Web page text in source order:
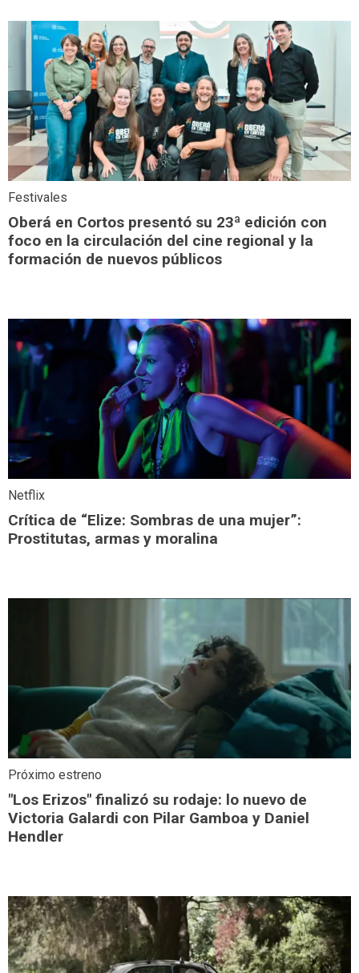
Festivales
Oberá en Cortos presentó su 23ª edición con
foco en la circulación del cine regional y la
formación de nuevos públicos
Netflix
Crítica de “Elize: Sombras de una mujer”:
Prostitutas, armas y moralina
Próximo estreno
"Los Erizos" finalizó su rodaje: lo nuevo de
Victoria Galardi con Pilar Gamboa y Daniel
Hendler